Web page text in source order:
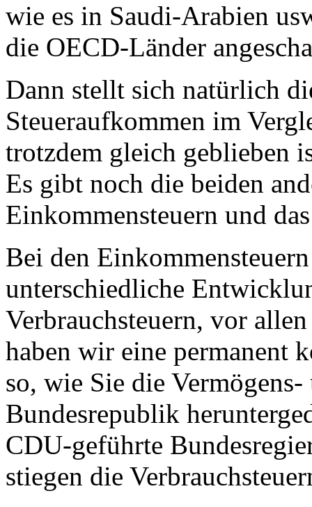
wie es in Saudi-Arabien
die OECD-Länder
Dann stellt sich natürlich
Steueraufkommen im
trotzdem gleich geblieben
Es gibt noch die beiden
Einkommensteuern und
Bei den
unterschiedliche
Verbrauchsteuern, vor
haben wir eine permanent
so, wie Sie die
Bundesrepublik
CDU-geführte
stiegen die